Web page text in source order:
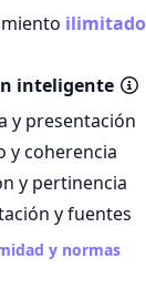
ilimitado
inteligente
y presentación
y coherencia
y pertinencia
y fuentes
y normas